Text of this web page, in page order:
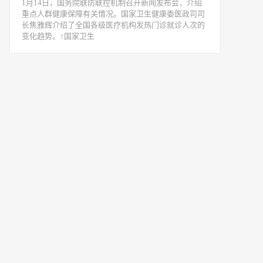
1月14日，国务院联防联控机制召开新闻发布会，介绍
重点人群健康保障有关情况。国家卫生健康委医政司司
长焦雅辉介绍了全国各级医疗机构发热门诊就诊人次的
变化趋势。↑国家卫生